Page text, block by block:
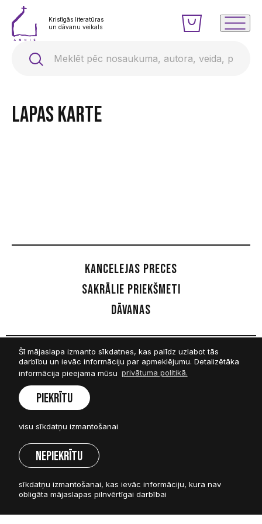
Šī mājaslapa izmanto sīkdatnes, kas palīdz uzlabot tās
darbību un ievāc informāciju par apmeklējumu. Detalizētāka
informācija pieejama mūsu privātuma politikā.
Nepiekrītu
sīkdatņu izmantošanai, kas ievāc informāciju, kura nav
obligāta mājaslapas pilnvērtīgai darbībai
Piekrītu
visu sīkdatņu izmantošanai
Kristīgās literatūras
un dāvanu veikals
Lapas karte
Kancelejas preces
Sakrālie priekšmeti
Dāvanas
Sekot mums
Jebkuras amnis.lv informācijas pārpublicēšana bez rakstiskas
atļaujas aizliegta.
Mājaslapa no